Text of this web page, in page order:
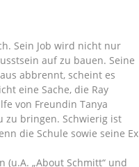
Sein Job wird nicht nur
auf zu bauen. Seine
abbrennt, scheint es
eine Sache, die Ray
von Freundin Tanya
zu bringen. Schwierig ist
die Schule sowie seine Ex
„About Schmitt“ und